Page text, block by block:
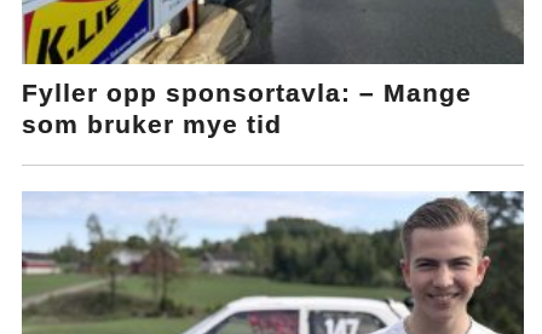
Fyller opp sponsortavla: – Mange
som bruker mye tid